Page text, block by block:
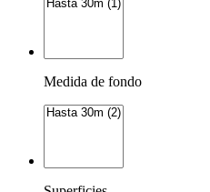
Medida de fondo